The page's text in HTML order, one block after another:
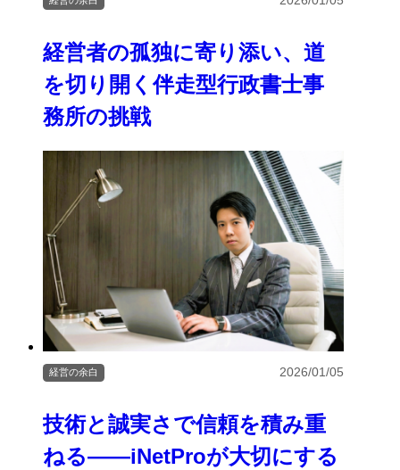
経営者の孤独に寄り添い、道
を切り開く伴走型行政書士事
務所の挑戦
技術と誠実さで信頼を積み重
ねる――iNetProが大切にする
経営の余白 2026/01/05